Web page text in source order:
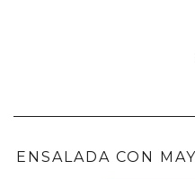
ENSALADA CON